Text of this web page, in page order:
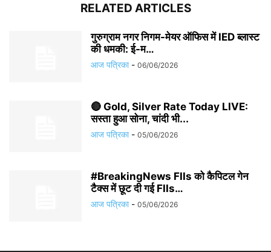
RELATED ARTICLES
गुरुग्राम नगर निगम-मेयर ऑफिस में IED ब्लास्ट
की धमकी: ई-म…
आज पत्रिका - 06/06/2026
🔴 Gold, Silver Rate Today LIVE:
सस्ता हुआ सोना, चांदी भी...
आज पत्रिका - 05/06/2026
#BreakingNews FIIs को कैपिटल गेन
टैक्स में छूट दी गई FIIs…
आज पत्रिका - 05/06/2026